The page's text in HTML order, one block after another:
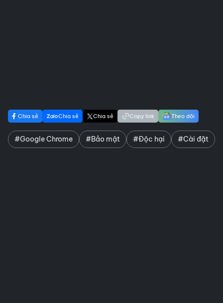
Chia sẻ Chia sẻ Chia sẻ Copy link Theo dõi
#Google Chrome #Bảo mật #Độc hại #Cài đặt